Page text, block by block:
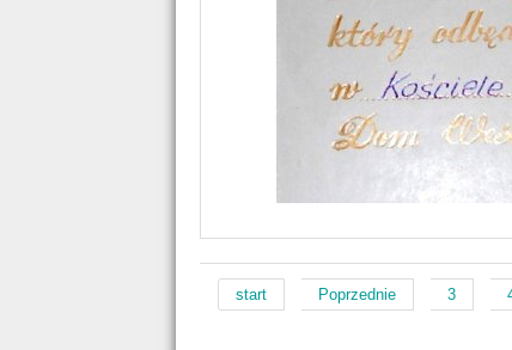
start Poprzednie 3